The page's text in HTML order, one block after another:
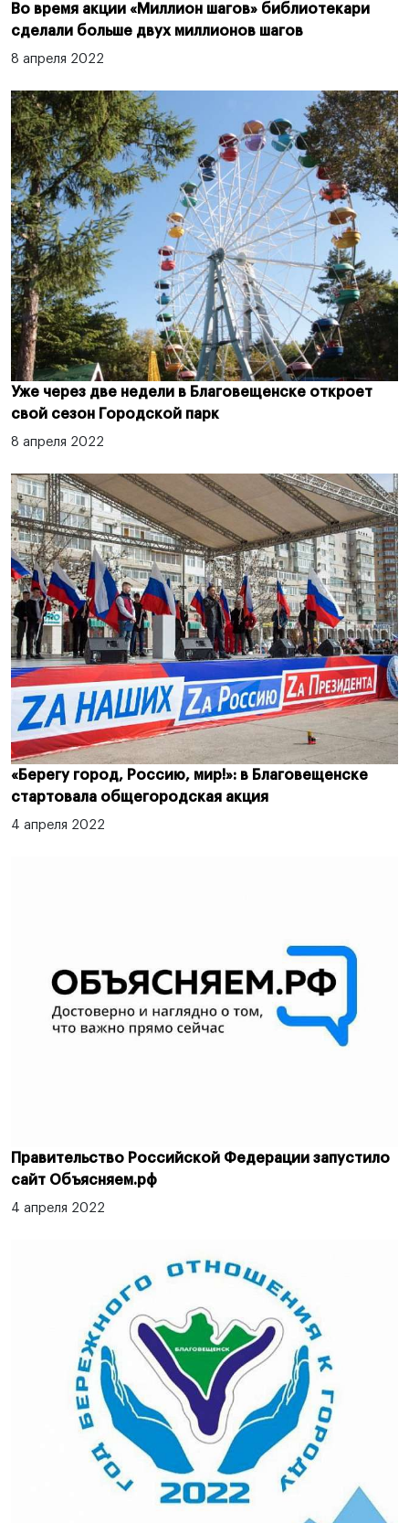
Во время акции «Миллион шагов» библиотекари
сделали больше двух миллионов шагов
8 апреля 2022
Уже через две недели в Благовещенске откроет
свой сезон Городской парк
8 апреля 2022
«Берегу город, Россию, мир!»: в Благовещенске
стартовала общегородская акция
4 апреля 2022
Правительство Российской Федерации запустило
сайт Объясняем.рф
4 апреля 2022